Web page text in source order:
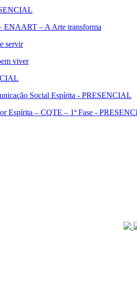
ENAART – A Arte transforma
servir
viver
Social Espírita - PRESENCIAL
Espírita – CQTE – 1ª Fase -